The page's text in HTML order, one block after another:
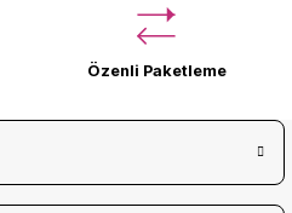
Özenli Paketleme